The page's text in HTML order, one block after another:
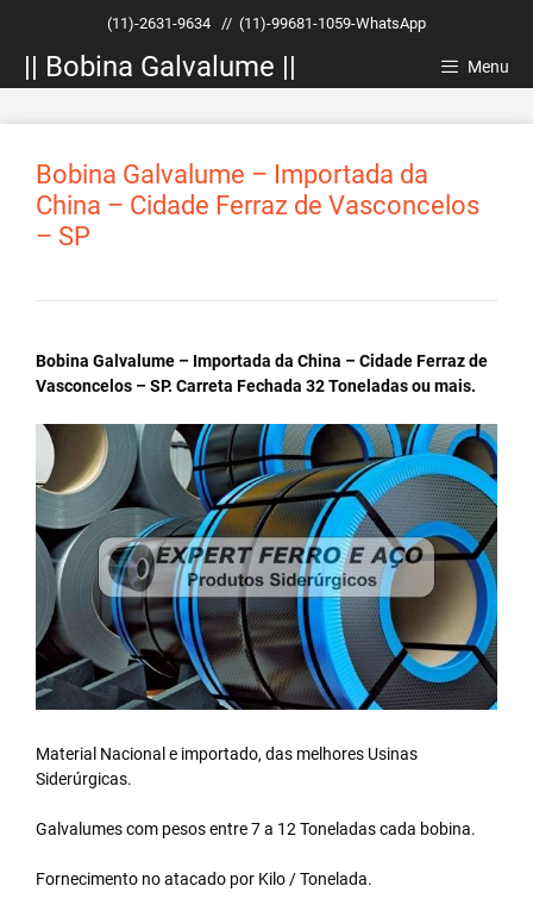
conteúdo
(11)-2631-9634 // (11)-99681-1059-WhatsApp
|| Bobina Galvalume || Menu
Bobina Galvalume – Importada da
China – Cidade Ferraz de Vasconcelos
– SP
Bobina Galvalume – Importada da China – Cidade Ferraz de
Vasconcelos – SP. Carreta Fechada 32 Toneladas ou mais.
Material Nacional e importado, das melhores Usinas
Siderúrgicas.
Galvalumes com pesos entre 7 a 12 Toneladas cada bobina.
Fornecimento no atacado por Kilo / Tonelada.